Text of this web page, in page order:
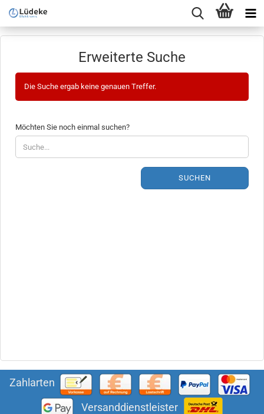
Erweiterte Suche
Die Suche ergab keine genauen Treffer.
MÖCHTEN
SIE
NOCH
EINMAL
Möchten Sie noch einmal suchen?
SUCHEN
Zahlarten
Versanddienstleister